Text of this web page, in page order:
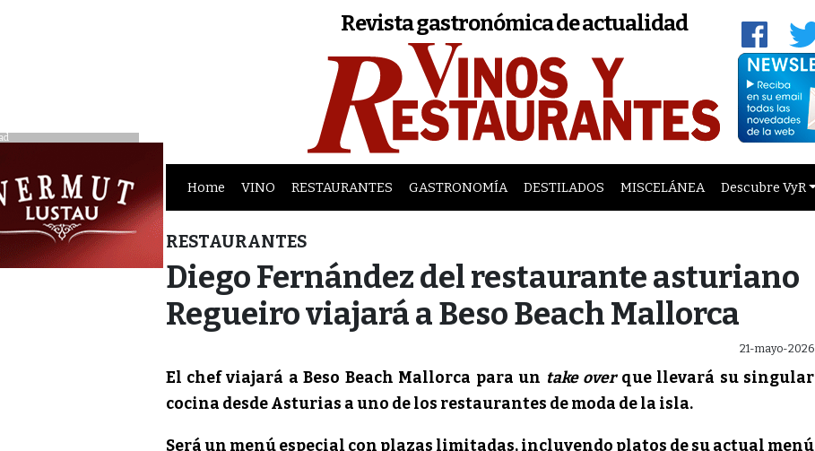
Revista gastronómica de actualidad
Home VINO RESTAURANTES GASTRONOMÍA DESTILADOS MISCELÁNEA Descubre VyR
RESTAURANTES
Diego Fernández del restaurante asturiano
Regueiro viajará a Beso Beach Mallorca
21-mayo-2026
El chef viajará a Beso Beach Mallorca para un take overque llevará su singular
cocina desde Asturias a uno de los restaurantes de moda de la isla.
Será un menú especial con plazas limitadas, incluyendo platos de su actual menú